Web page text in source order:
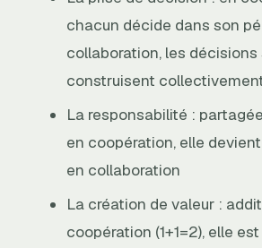
chacun décide dans son
collaboration, les décisions
construisent
La responsabilité :
en coopération, elle
en collaboration
La création de valeur :
coopération (1+1=2), elle